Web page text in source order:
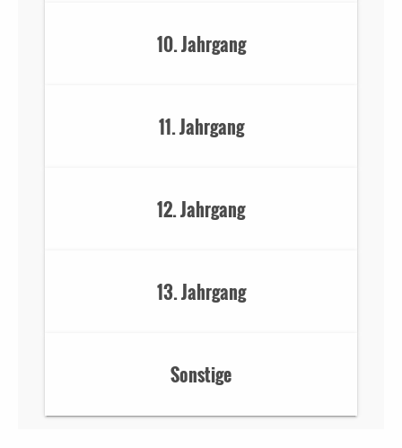
10. Jahrgang
11. Jahrgang
12. Jahrgang
13. Jahrgang
Sonstige